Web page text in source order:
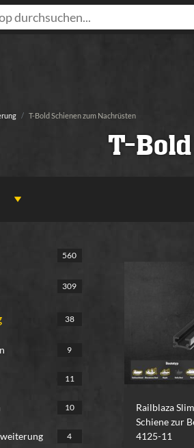
T-Bold Schienen zum Nachrüsten
T-
560
309
38
9
11
10
4
Railblaza
Schiene zur
4125-11